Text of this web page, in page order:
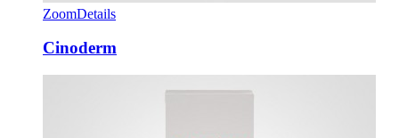
ZoomDetails
Cinoderm